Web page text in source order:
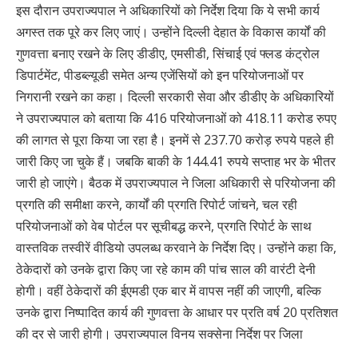
इस दौरान उपराज्यपाल ने अधिकारियों को निर्देश दिया कि ये सभी कार्य
अगस्त तक पूरे कर लिए जाएं। उन्होंने दिल्ली देहात के विकास कार्यों की
गुणवत्ता बनाए रखने के लिए डीडीए, एमसीडी, सिंचाई एवं फ्लड कंट्रोल
डिपार्टमेंट, पीडब्ल्यूडी समेत अन्य एजेंसियों को इन परियोजनाओं पर
निगरानी रखने का कहा। दिल्ली सरकारी सेवा और डीडीए के अधिकारियों
ने उपराज्यपाल को बताया कि 416 परियोजनाओं को 418.11 करोड रुपए
की लागत से पूरा किया जा रहा है। इनमें से 237.70 करोड़ रुपये पहले ही
जारी किए जा चुके हैं। जबकि बाकी के 144.41 रुपये सप्ताह भर के भीतर
जारी हो जाएंगे। बैठक में उपराज्यपाल ने जिला अधिकारी से परियोजना की
प्रगति की समीक्षा करने, कार्यों की प्रगति रिपोर्ट जांचने, चल रही
परियोजनाओं को वेब पोर्टल पर सूचीबद्ध करने, प्रगति रिपोर्ट के साथ
वास्तविक तस्वीरें वीडियो उपलब्ध करवाने के निर्देश दिए। उन्होंने कहा कि,
ठेकेदारों को उनके द्वारा किए जा रहे काम की पांच साल की वारंटी देनी
होगी। वहीं ठेकेदारों की ईएमडी एक बार में वापस नहीं की जाएगी, बल्कि
उनके द्वारा निष्पादित कार्य की गुणवत्ता के आधार पर प्रति वर्ष 20 प्रतिशत
की दर से जारी होगी। उपराज्यपाल विनय सक्सेना निर्देश पर जिला